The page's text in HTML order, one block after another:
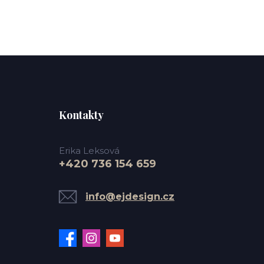
Kontakty
Erika Leksová
+420 736 154 659
info@ejdesign.cz